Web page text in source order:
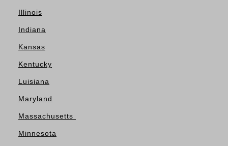
Illinois
Indiana
Kansas
Kentucky
Luisiana
Maryland
Massachusetts
Minnesota